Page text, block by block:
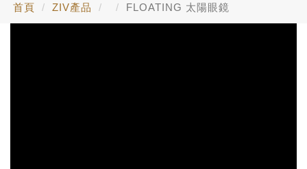
首頁 ZIV產品 FLOATING 太陽眼鏡